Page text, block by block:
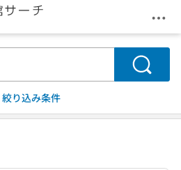
メ
検索
絞り込み条件